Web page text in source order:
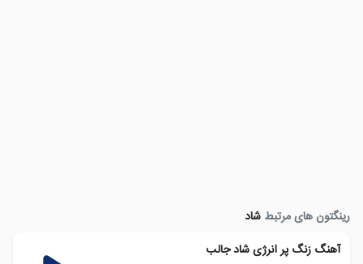
رینگتون های مرتبط شاد
آهنگ زنگ پر انرژی شاد جالب